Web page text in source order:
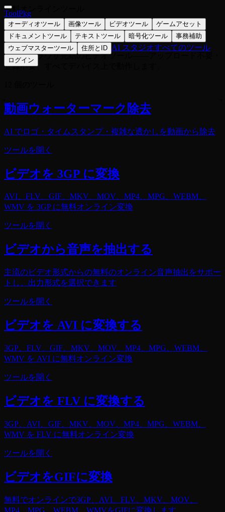
ToolPkg
オーディオツール 画像ツール ビデオツール
ゲームアセット
ドキュメントツール
テキストツール 暗号化ツール
事務補助
ウェブマスターツール
住所とID AI スタジオすべてのツール
ログイン
無料オンラインツール
ビデオツール
無料・ブラウザ完結のビデオツール——アップロード不要・
登録不要、すべてデバイス上で動作します。
動画ウォーターマーク除去
AI でロゴ・タイムスタンプ・複雑な透かしを動画から除去
ツールを開く
ビデオを 3GP に変換
AVI、FLV、GIF、MKV、MOV、MP4、MPG、WEBM、
WMV を 3GP に無料オンライン変換
ツールを開く
ビデオから音声を抽出する
主流のビデオ形式からの無料のオンライン音声抽出をサポー
トし、出力形式を選択できます
ツールを開く
ビデオを AVI に変換する
3GP、FLV、GIF、MKV、MOV、MP4、MPG、WEBM、
WMV を AVI に無料オンライン変換
ツールを開く
ビデオを FLV に変換する
3GP、AVI、GIF、MKV、MOV、MP4、MPG、WEBM、
WMV を FLV に無料オンライン変換
ツールを開く
ビデオをGIFに変換
無料でオンラインで3GP、AVI、FLV、MKV、MOV、
MP4、MPG、WEBM、WMVをGIFに変換します